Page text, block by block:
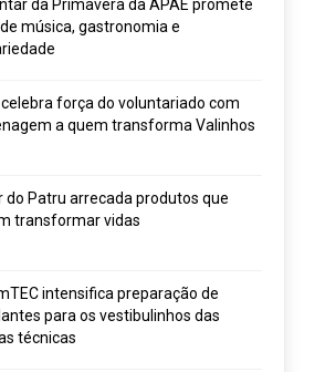
da Primavera da APAE promete
música, gastronomia e
celebra força do voluntariado com
a quem transforma Valinhos
do Patru arrecada produtos que
transformar vidas
intensifica preparação de
para os vestibulinhos das
técnicas